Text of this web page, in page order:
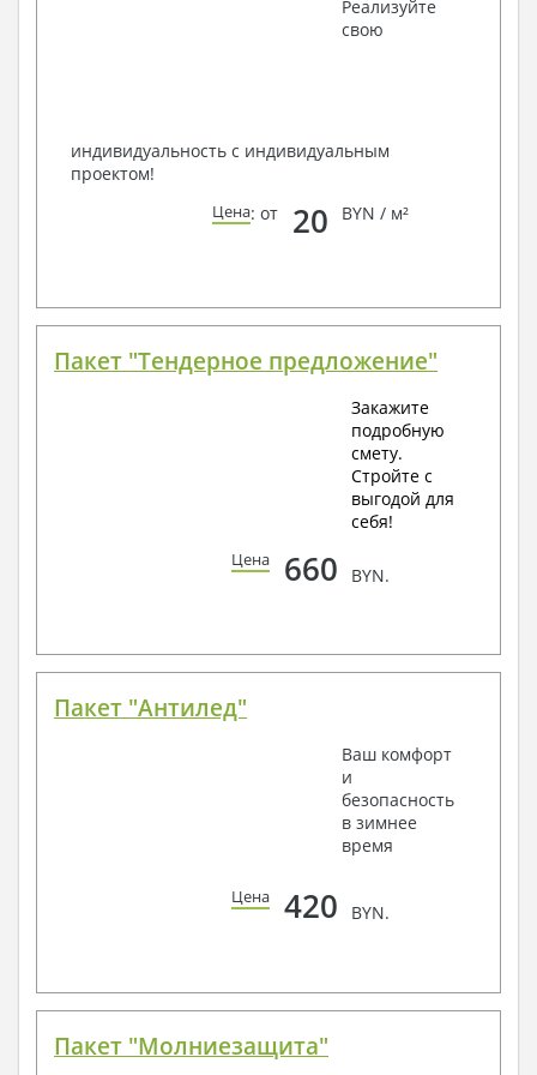
наших специалистов, Вы можете любым
Реализуйте
свою
индивидуальность с индивидуальным
проектом!
Цена: от 20 BYN / м²
Пакет "Тендерное предложение"
Закажите
подробную
смету.
Стройте с
выгодой для
себя!
Цена 660 BYN.
Пакет "Антилед"
Ваш комфорт
и
безопасность
в зимнее
время
Цена 420 BYN.
Пакет "Молниезащита"